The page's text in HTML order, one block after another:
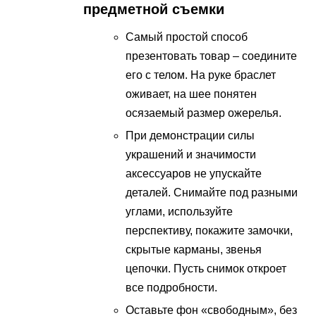
предметной съемки
Самый простой способ
презентовать товар – соедините
его с телом. На руке браслет
оживает, на шее понятен
осязаемый размер ожерелья.
При демонстрации силы
украшений и значимости
аксессуаров не упускайте
деталей. Снимайте под разными
углами, используйте
перспективу, покажите замочки,
скрытые карманы, звенья
цепочки. Пусть снимок откроет
все подробности.
Оставьте фон «свободным», без